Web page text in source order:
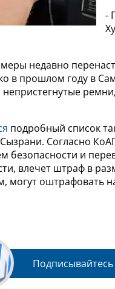
-
недавно
в прошлом году в
подробный список
Согласно
безопасности и
влечет штраф в
могут оштрафовать
Подписывайтесь